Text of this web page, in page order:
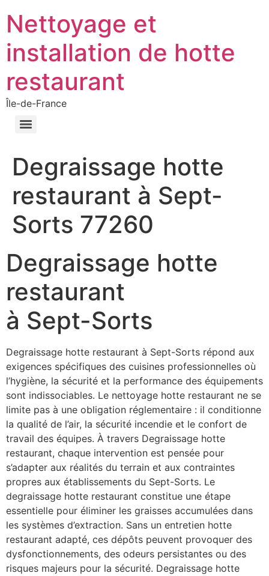
Nettoyage et
installation de hotte
restaurant
Île-de-France
Degraissage hotte
restaurant à Sept-
Sorts 77260
Degraissage hotte
restaurant
à Sept-Sorts
Degraissage hotte restaurant à Sept-Sorts répond aux
exigences spécifiques des cuisines professionnelles où
l’hygiène, la sécurité et la performance des équipements
sont indissociables. Le nettoyage hotte restaurant ne se
limite pas à une obligation réglementaire : il conditionne
la qualité de l’air, la sécurité incendie et le confort de
travail des équipes. À travers Degraissage hotte
restaurant, chaque intervention est pensée pour
s’adapter aux réalités du terrain et aux contraintes
propres aux établissements du Sept-Sorts. Le
degraissage hotte restaurant constitue une étape
essentielle pour éliminer les graisses accumulées dans
les systèmes d’extraction. Sans un entretien hotte
restaurant adapté, ces dépôts peuvent provoquer des
dysfonctionnements, des odeurs persistantes ou des
risques majeurs pour la sécurité. Degraissage hotte